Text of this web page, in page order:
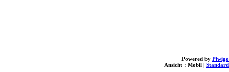
Powered by Piwigo
Ansicht : Mobil | Standard